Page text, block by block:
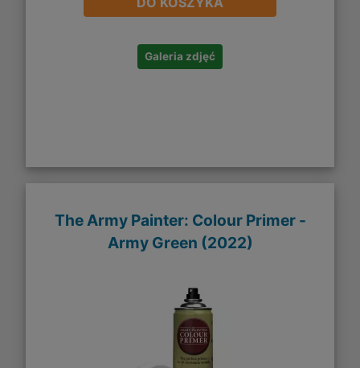
Galeria zdjęć
The Army Painter: Colour Primer -
Army Green (2022)